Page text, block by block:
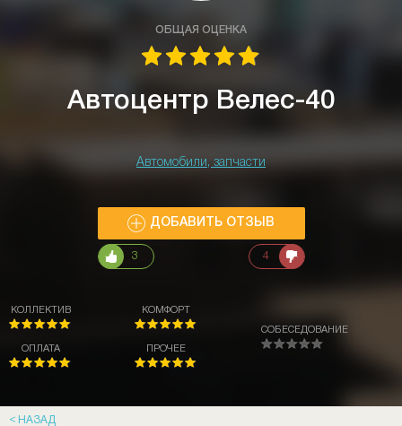
ОБЩАЯ ОЦЕНКА
Автоцентр Велес-40
Автомобили, запчасти
ДОБАВИТЬ ОТЗЫВ
3 4
КОЛЛЕКТИВ
ОПЛАТА
КОМФОРТ
ПРОЧЕЕ
СОБЕСЕДОВАНИЕ
НАЗАД